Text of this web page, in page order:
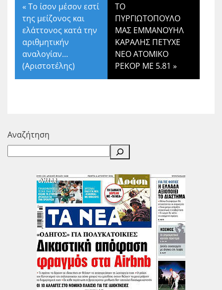
« Το ίσον μέσον εστί
της μείζονος και
ελάττονος κατά την
αριθμητικήν
αναλογίαν…
(Αριστοτέλης)
ΤΟ
ΠΥΡΓΙΩΤΟΠΟΥΛΟ
ΜΑΣ ΕΜΜΑΝΟΥΗΛ
ΚΑΡΑΛΗΣ ΠΕΤΥΧΕ
ΝΕΟ ΑΤΟΜΙΚΟ
ΡΕΚΟΡ ΜΕ 5.81 »
Αναζήτηση